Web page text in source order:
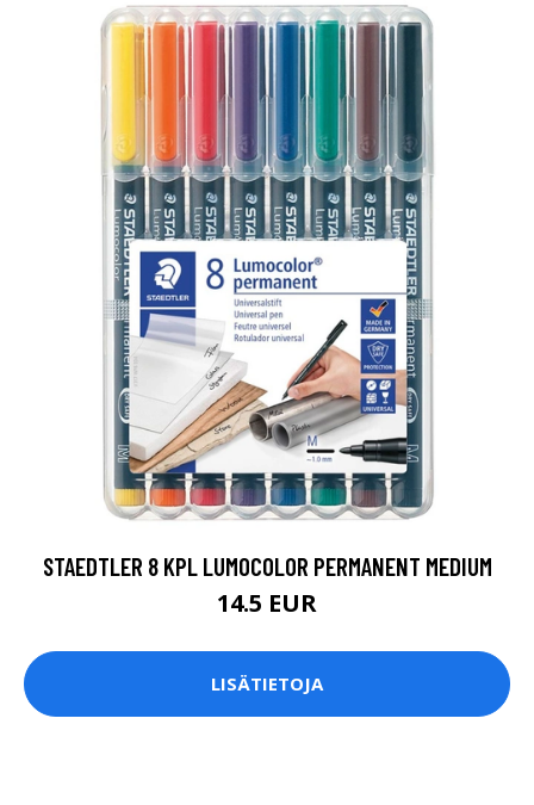
STAEDTLER 8 KPL LUMOCOLOR PERMANENT MEDIUM
14.5 EUR
LISÄTIETOJA